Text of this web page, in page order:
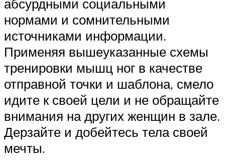
абсурдными социальными
нормами и сомнительными
источниками информации.
Применяя вышеуказанные схемы
тренировки мышц ног в качестве
отправной точки и шаблона, смело
идите к своей цели и не обращайте
внимания на других женщин в зале.
Дерзайте и добейтесь тела своей
мечты.